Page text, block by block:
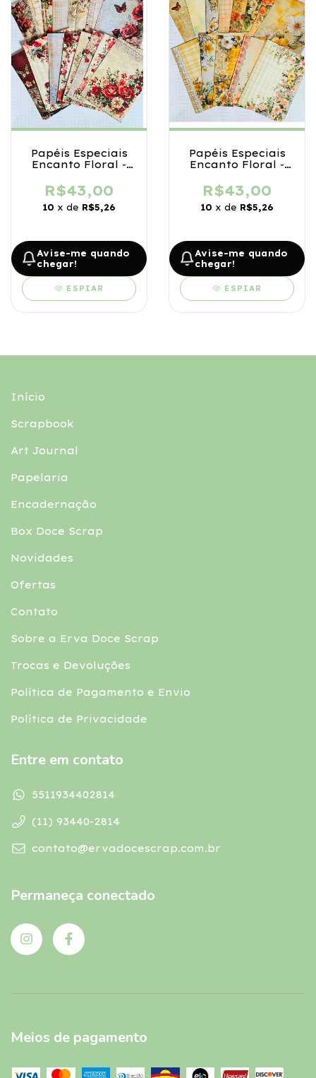
Papéis Especiais
Encanto Floral -
R$43,00
10 x de R$5,26
Avise-me quando
chegar!
ESPIAR
Papéis Especiais
Encanto Floral -
R$43,00
10 x de R$5,26
Avise-me quando
chegar!
ESPIAR
Início
Scrapbook
Art Journal
Papelaria
Encadernação
Box Doce Scrap
Novidades
Ofertas
Contato
Sobre a Erva Doce Scrap
Trocas e Devoluções
Política de Pagamento e Envio
Política de Privacidade
Entre em contato
5511934402814
(11) 93440-2814
contato@ervadocescrap.com.br
Permaneça conectado
Meios de pagamento